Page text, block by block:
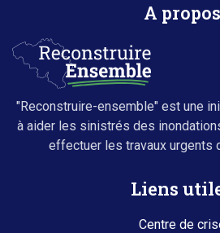
A propos
"Reconstruire-ensemble" est une
à aider les sinistrés des
effectuer les travaux urgents
Liens
Centre de